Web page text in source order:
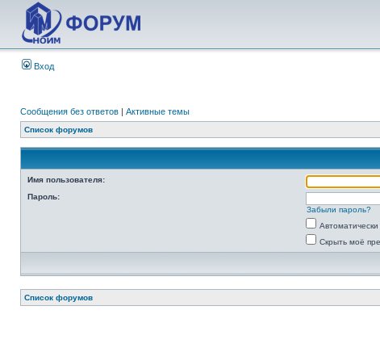
Вход
Сообщения без ответов | Активные темы
Список форумов
Имя пользователя:
Пароль:
Забыли пароль?
Скрыть моё
Список форумов